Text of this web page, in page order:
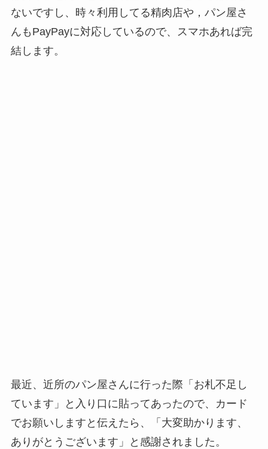
ないですし、時々利用してる精肉店や，パン屋さ
んもPayPayに対応しているので、スマホあれば完
結します。
最近、近所のパン屋さんに行った際「お札不足し
ています」と入り口に貼ってあったので、カード
でお願いしますと伝えたら、「大変助かります、
ありがとうございます」と感謝されました。